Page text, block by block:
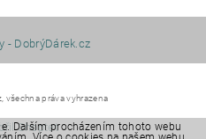
- DobrýDárek.cz
všechna práva vyhrazena
Shoptet
Dalším procházením tohoto webu